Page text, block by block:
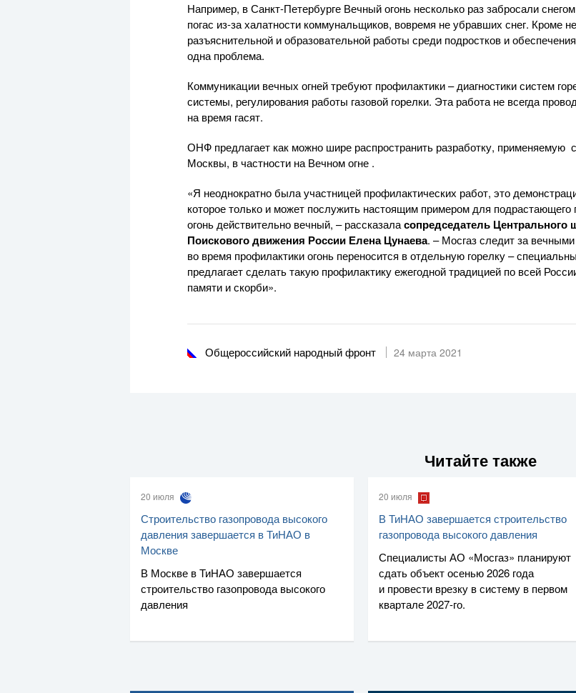
Например, в Санкт-Петербурге Вечный огонь несколько раз забросали
погас из-за халатности коммунальщиков, вовремя не убравших снег. Кроме
разъяснительной и образовательной работы среди подростков и
одна проблема.
Коммуникации вечных огней требуют профилактики – диагностики систем
системы, регулирования работы газовой горелки. Эта работа не всегда
на время гасят.
ОНФ предлагает как можно шире распространить разработку, применяемую
Москвы, в частности на Вечном огне .
«Я неоднократно была участницей профилактических работ, это
которое только и может послужить настоящим примером для подрастающего
огонь действительно вечный, – рассказаласопредседатель
Поискового движения России Елена Цунаева. – Мосгаз следит за
во время профилактики огонь переносится в отдельную горелку –
предлагает сделать такую профилактику ежегодной традицией по всей
памяти и скорби».
Общероссийский народный фронт 24 марта 2021
Читайте также
20 июля
Строительство газопровода высокого
давления завершается в ТиНАО в
Москве
В Москве в ТиНАО завершается
строительство газопровода высокого
давления
20 июля
В ТиНАО завершается строительство
газопровода высокого давления
СпециалистыАО «Мосгаз» планируют
сдать объект осенью 2026 года
и провести врезку в систему в первом
квартале2027-го.